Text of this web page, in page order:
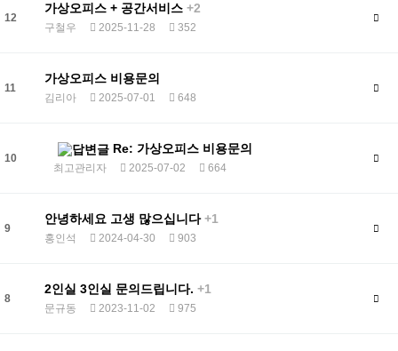
12
가상오피스 + 공간서비스 +2
구철우 2025-11-28 352
11
가상오피스 비용문의
김리아 2025-07-01 648
10
Re: 가상오피스 비용문의
최고관리자 2025-07-02 664
9
안녕하세요 고생 많으십니다+1
홍인석 2024-04-30 903
8
2인실 3인실 문의드립니다. +1
문규동 2023-11-02 975